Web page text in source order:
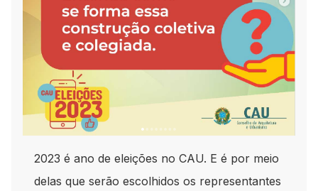
2023 é ano de eleições no CAU. E é por meio
delas que serão escolhidos os representantes